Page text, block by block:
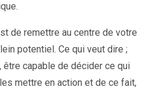
de remettre au centre de votre
potentiel. Ce qui veut dire ;
être capable de décider ce qui
mettre en action et de ce fait,